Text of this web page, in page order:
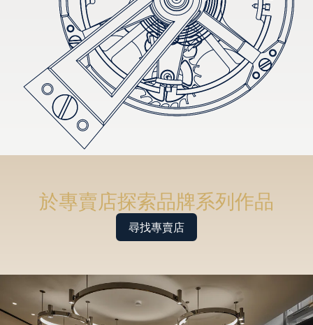
於專賣店探索品牌系列作品
尋找專賣店